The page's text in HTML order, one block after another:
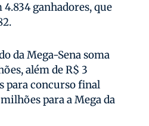
4.834 ganhadores, que
da Mega-Sena soma
além de R$ 3
para concurso final
para a Mega da